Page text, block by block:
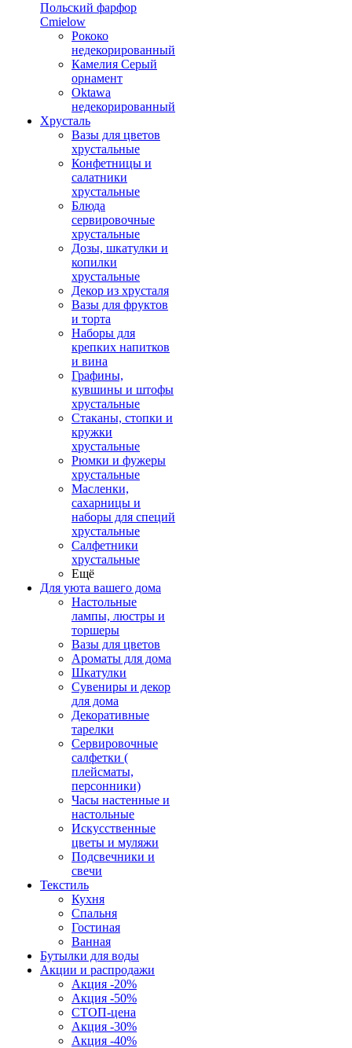
Польский фарфор
Сmielow
Рококо
недекорированный
Камелия Серый
орнамент
Oktawa
недекорированный
Хрусталь
Вазы для цветов
хрустальные
Конфетницы и
салатники
хрустальные
Блюда
сервировочные
хрустальные
Дозы, шкатулки и
копилки
хрустальные
Декор из хрусталя
Вазы для фруктов
и торта
Наборы для
крепких напитков
и вина
Графины,
кувшины и штофы
хрустальные
Стаканы, стопки и
кружки
хрустальные
Рюмки и фужеры
хрустальные
Масленки,
сахарницы и
наборы для специй
хрустальные
Салфетники
хрустальные
Ещё
Для уюта вашего дома
Настольные
лампы, люстры и
торшеры
Вазы для цветов
Ароматы для дома
Шкатулки
Сувениры и декор
для дома
Декоративные
тарелки
Сервировочные
салфетки (
плейсматы,
персонники)
Часы настенные и
настольные
Искусственные
цветы и муляжи
Подсвечники и
свечи
Текстиль
Кухня
Спальня
Гостиная
Ванная
Бутылки для воды
Акции и распродажи
Акция -20%
Акция -50%
СТОП-цена
Акция -30%
Акция -40%